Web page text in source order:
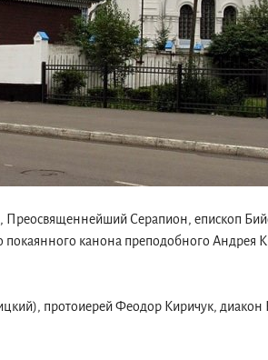
Преосвященнейший Серапион, епископ
покаянного канона преподобного Андрея
протоиерей Феодор Киричук, диакон